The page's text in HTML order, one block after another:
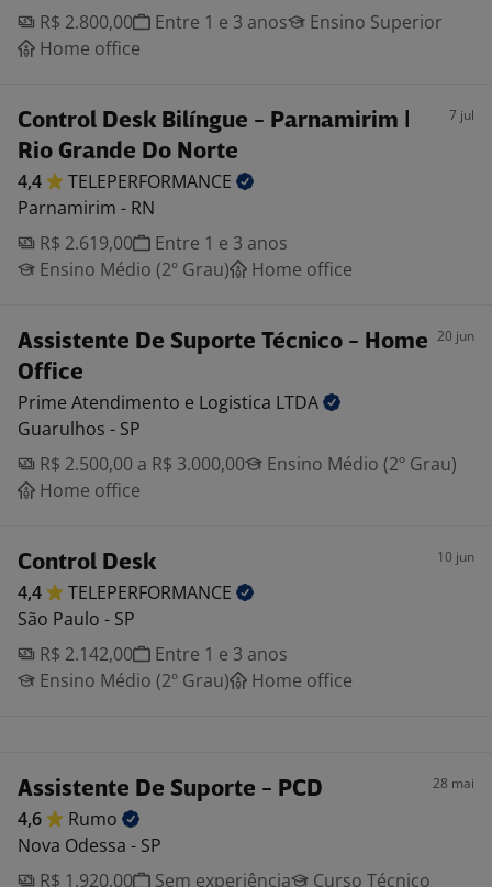
R$ 2.800,00
Entre 1 e 3 anos
Ensino Superior
Home office
Control Desk Bilíngue - Parnamirim |
Rio Grande Do Norte
7 jul
4,4
TELEPERFORMANCE
Parnamirim - RN
R$ 2.619,00
Entre 1 e 3 anos
Ensino Médio (2º Grau)
Home office
Assistente De Suporte Técnico - Home
Office
20 jun
Prime Atendimento e Logistica LTDA
Guarulhos - SP
R$ 2.500,00 a R$ 3.000,00
Ensino Médio (2º Grau)
Home office
Control Desk 10 jun
4,4
TELEPERFORMANCE
São Paulo - SP
R$ 2.142,00
Entre 1 e 3 anos
Ensino Médio (2º Grau)
Home office
Assistente De Suporte - PCD 28 mai
4,6
Rumo
Nova Odessa - SP
R$ 1.920,00
Sem experiência Curso Técnico